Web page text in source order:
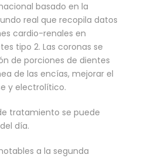
basado en la
real que recopila datos
cardio-renales en
tipo 2. Las coronas se
de porciones de dientes
de las encías, mejorar el
y electrolítico.
tratamiento se puede
día.
a la segunda